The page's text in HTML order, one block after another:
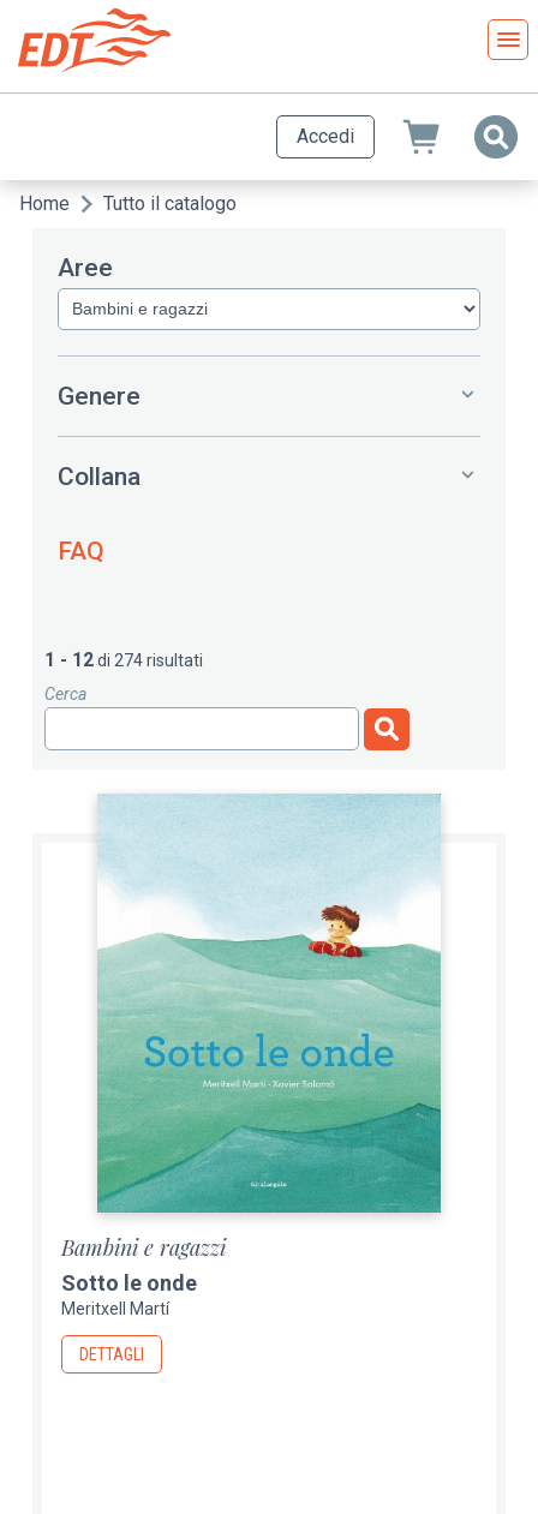
contenuto
principale
Accedi
Briciole
pane
Home Tutto il catalogo
Aree
Genere
Collana
FAQ
1 - 12di 274 risultati
Cerca
Bambini e ragazzi
Sotto le onde
Meritxell Martí
DETTAGLI